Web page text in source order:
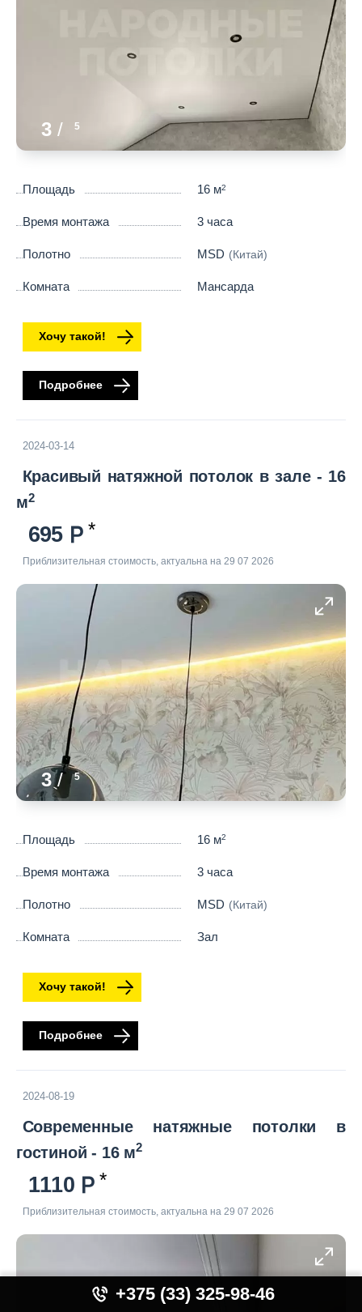
+375 (33) 325-98-46
3 / 5
Площадь 16 м2
Время монтажа 3 часа
Полотно MSD (Китай)
Комната Мансарда
Хочу такой!
Подробнее
2024-03-14
Красивый натяжной потолок в зале - 16
м2
695
Приблизительная стоимость, актуальна на 29 07 2026
3/ 5
Площадь 16 м2
Время монтажа 3 часа
Полотно MSD (Китай)
Комната Зал
Хочу такой!
Подробнее
2024-08-19
Современные натяжные потолки в
гостиной - 16 м2
1110
Приблизительная стоимость, актуальна на 29 07 2026